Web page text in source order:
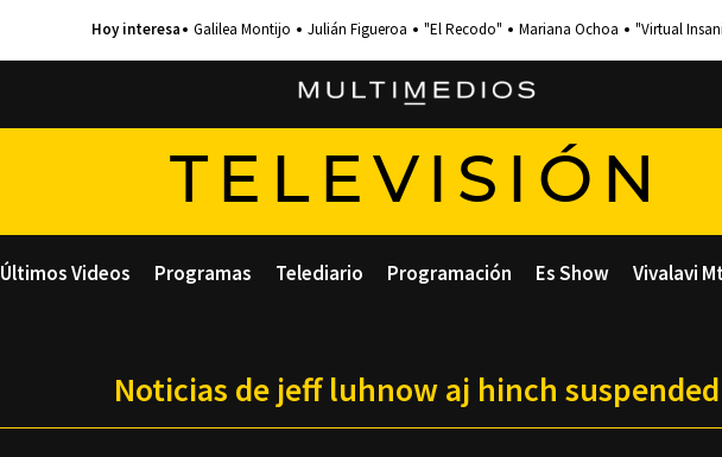
Galilea Montijo Julián Figueroa "El Recodo" Mariana Ochoa "Virtual
TELEVISIÓN
Últimos Videos Programas Telediario Programación Es Show Vivalavi
Noticias de jeff luhnow aj hinch suspended